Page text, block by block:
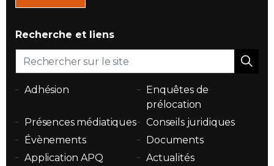
Recherche et liens
Adhésion
Enquêtes de
prélocation
Présences médiatiques
Conseils juridiques
Évènements
Documents
Application APQ
Actualités